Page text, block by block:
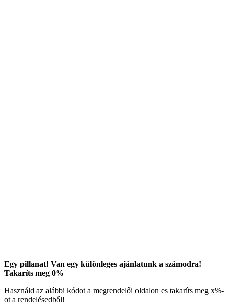
Egy pillanat! Van egy különleges ajánlatunk a számodra!
Takaríts meg 0%
Használd az alábbi kódot a megrendelői oldalon es takaríts meg x%-
ot a rendelésedből!